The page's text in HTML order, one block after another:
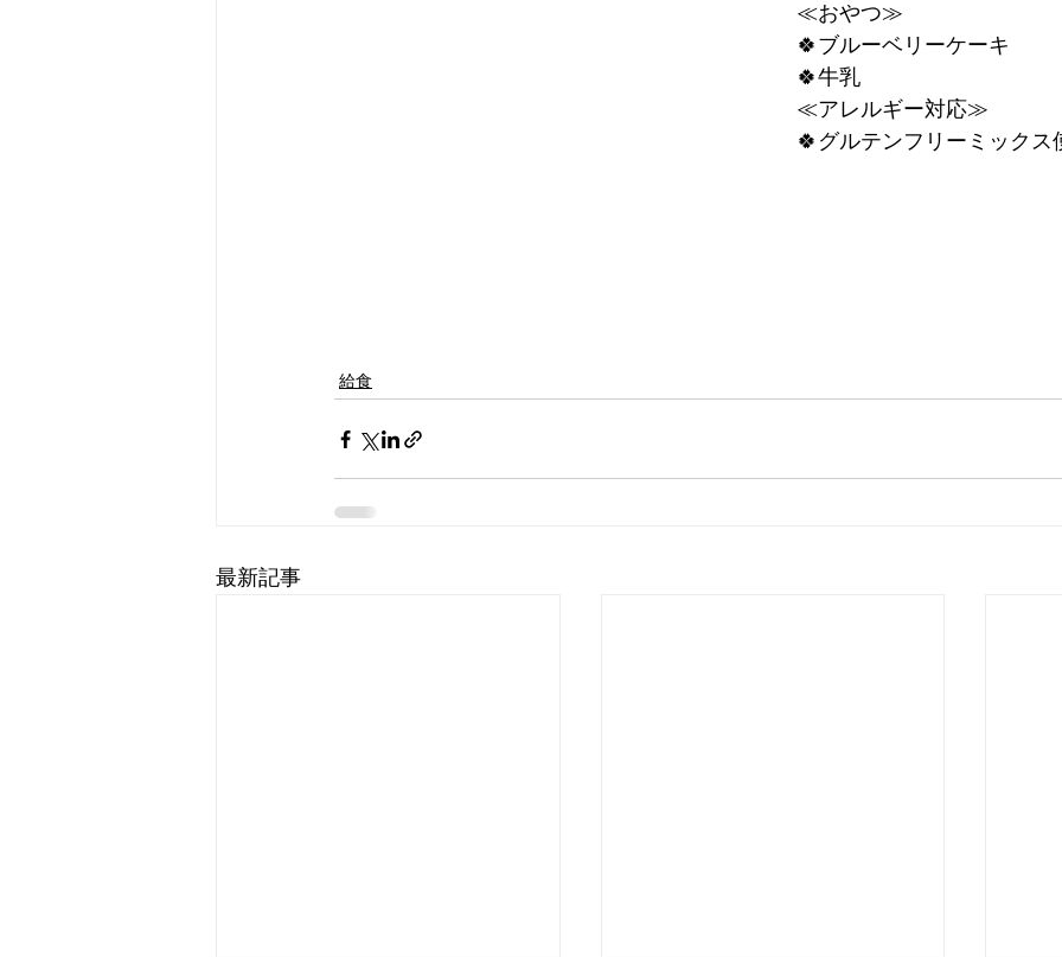
≪おやつ≫
🍀ブルーベリーケーキ
🍀牛乳
≪アレルギー対応≫
🍀グルテンフリーミックス
給食
最新記事